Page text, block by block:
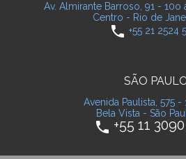
Av. Almirante Barroso, 91 -
Centro - Rio de
phone +55 21 2524
SÃO
Avenida Paulista, 575 -
Bela Vista - São
phone +55 11